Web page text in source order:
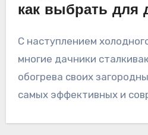
как выбрать для
С наступлением холодного времени года
многие дачники
обогрева своих
самых эффективных и